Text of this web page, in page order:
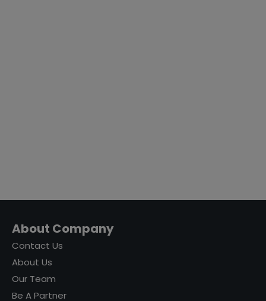
About Company
Contact Us
About Us
Our Team
Be A Partner